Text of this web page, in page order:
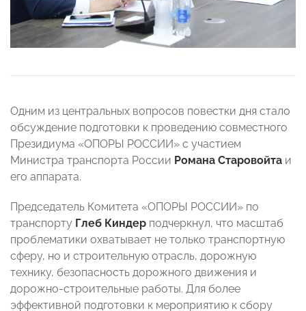
Одним из центральных вопросов повестки дня стало
обсуждение подготовки к проведению совместного
Президиума «ОПОРЫ РОССИИ» с участием
Министра транспорта России Романа Старовойта и
его аппарата.
Председатель Комитета «ОПОРЫ РОССИИ» по
транспорту Глеб Киндер подчеркнул, что масштаб
проблематики охватывает не только транспортную
сферу, но и строительную отрасль, дорожную
технику, безопасность дорожного движения и
дорожно-строительные работы. Для более
эффективной подготовки к мероприятию к сбору